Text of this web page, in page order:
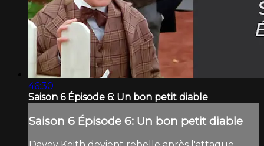
46:30
Saison 6 Épisode 6: Un bon petit diable
Saison 6 Épisode 6: Un bon petit diable